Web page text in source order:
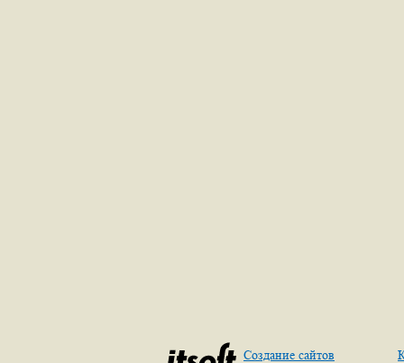
Создание сайтов